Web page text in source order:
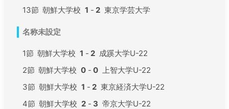
13節 朝鮮大学校 1 - 2 東京学芸大学
名称未設定
1節 朝鮮大学校 1 - 2 成蹊大学U-22
2節 朝鮮大学校 0 - 0 上智大学U-22
3節 朝鮮大学校 1 - 2 東京経済大学U-22
4節 朝鮮大学校 2 - 3 帝京大学U-22